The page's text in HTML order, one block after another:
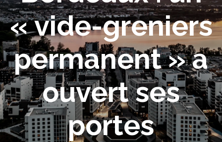
« vide-greniers
permanent » a
ouvert ses
portes